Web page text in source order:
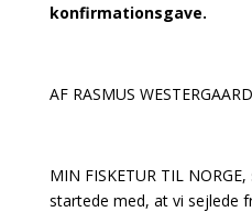
konfirmationsgave.
AF RASMUS WESTERGAARD
MIN FISKETUR TIL
startede med, at vi sejlede